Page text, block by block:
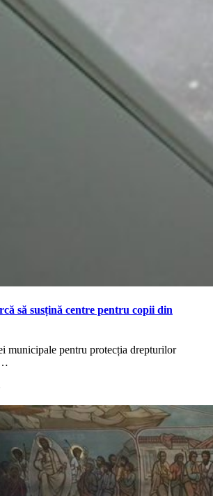
să susțină centre pentru copii din
municipale pentru protecția drepturilor